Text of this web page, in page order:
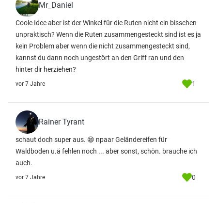
Mr_Daniel
Coole Idee aber ist der Winkel für die Ruten nicht ein bisschen
unpraktisch? Wenn die Ruten zusammengesteckt sind ist es ja
kein Problem aber wenn die nicht zusammengesteckt sind,
kannst du dann noch ungestört an den Griff ran und den
hinter dir herziehen?
vor 7 Jahre 1
Rainer Tyrant
schaut doch super aus. 😁 npaar Geländereifen für
Waldboden u.ä fehlen noch ... aber sonst, schön. brauche ich
auch.
vor 7 Jahre 0